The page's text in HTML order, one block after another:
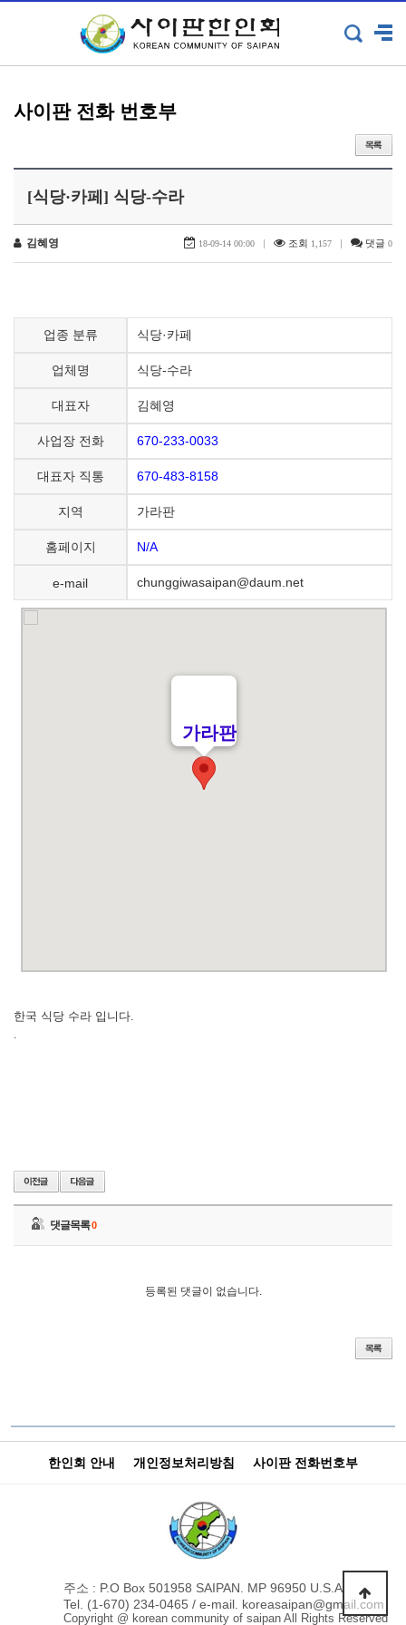
사이판 전화 번호부
[식당·카페] 식당-수라
김혜영 18-09-14 00:00 | 조회 1,157 | 댓글 0
업종 분류 식당·카페
업체명 식당-수라
대표자 김혜영
사업장 전화 670-233-0033
대표자 직통 670-483-8158
지역 가라판
홈페이지 N/A
e-mail chunggiwasaipan@daum.net
한국 식당 수라 입니다.
.
댓글목록0
등록된 댓글이 없습니다.
한인회 안내 개인정보처리방침 사이판 전화번호부
주소 : P.O Box 501958 SAIPAN. MP 96950 U.S.A
Tel. (1-670) 234-0465 / e-mail. koreasaipan@gmail.com
Copyright @ korean community of saipan All Rights Reserved